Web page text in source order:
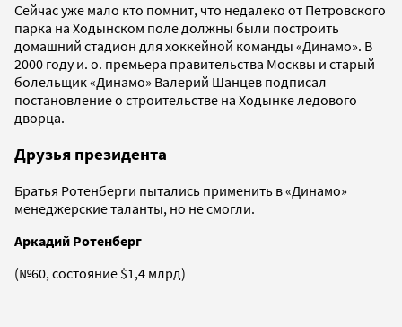
Сейчас уже мало кто помнит, что недалеко от Петровского
парка на Ходынском поле должны были построить
домашний стадион для хоккейной команды «Динамо». В
2000 году и. о. премьера правительства Москвы и старый
болельщик «Динамо» Валерий Шанцев подписал
постановление о строительстве на Ходынке ледового
дворца.
Друзья президента
Братья Ротенберги пытались применить в «Динамо»
менеджерские таланты, но не смогли.
Аркадий Ротенберг
(№60, состояние $1,4 млрд)